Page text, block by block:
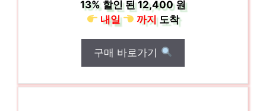
13% 할인 된12,400 원
내일
까지도착
구매 바로가기